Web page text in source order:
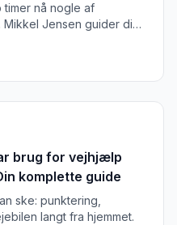
nå nogle af
Mikkel Jensen guider dig
brug for vejhjælp
komplette guide
ske: punktering,
langt fra hjemmet.